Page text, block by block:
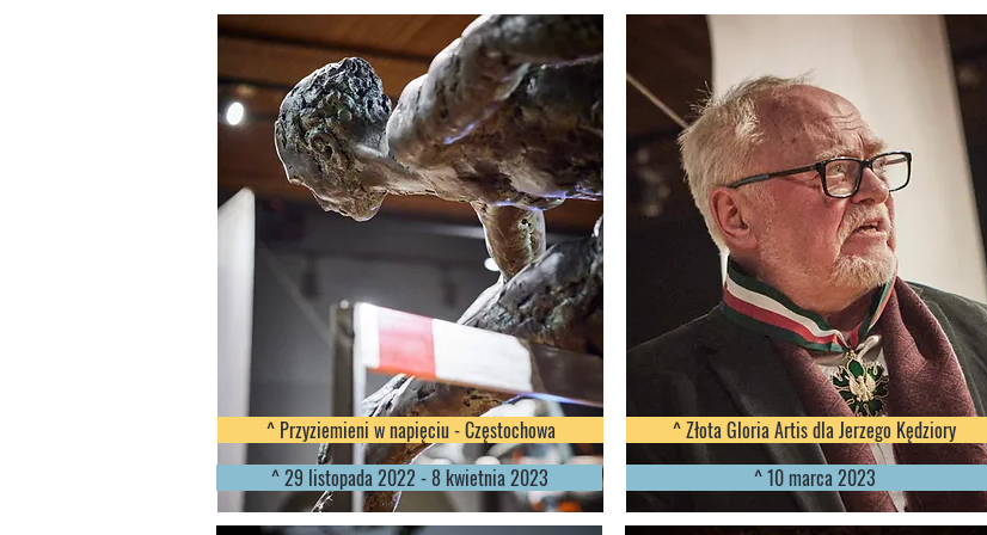
^ Przyziemieni w napięciu - Częstochowa
^ 29 listopada 2022 - 8 kwietnia 2023
^ Złota Gloria Artis dla Jerzego Kędziory
^ 10 marca 2023